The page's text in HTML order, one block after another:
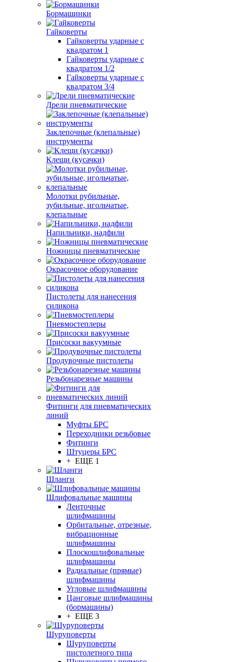
Бормашинки
Гайковерты
Гайковерты ударные с
квадратом 1
Гайковерты ударные с
квадратом 1/2
Гайковерты ударные с
квадратом 3/4
Дрели пневматические
Заклепочные (клепальные)
инструменты
Клещи (кусачки)
Молотки рубильные,
зубильные, игольчатые,
клепальные
Напильники, надфили
Ножницы пневматические
Окрасочное оборудование
Пистолеты для нанесения
силикона
Пневмостеплеры
Присоски вакуумные
Продувочные пистолеты
Резьбонарезные машины
Фитинги для пневматических
линий
Муфты БРС
Переходники резьбовые
Фитинги
Штуцеры БРС
+ ЕЩЕ 1
Шланги
Шлифовальные машины
Ленточные
шлифмашины
Орбитальные, отрезные,
вибрационные
шлифмашины
Плоскошлифовальные
шлифмашины
Радиальные (прямые)
шлифмашины
Угловые шлифмашины
Цанговые шлифмашины
(бормашины)
+ ЕЩЕ 3
Шуруповерты
Шуруповерты
пистолетного типа